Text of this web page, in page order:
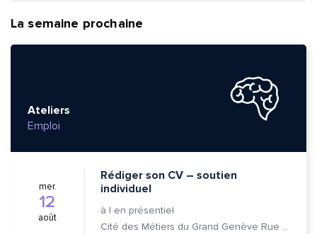
La semaine prochaine
Ateliers
Emploi
mer.
12
août
Rédiger son CV – soutien
individuel
à | en présentiel
Cité des Métiers du Grand Genève Rue Prévost-Martin 6 1205 Genève